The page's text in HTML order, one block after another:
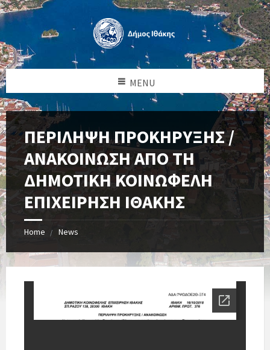
MENU
ΠΕΡΙΛΗΨΗ ΠΡΟΚΗΡΥΞΗΣ /
ΑΝΑΚΟΙΝΩΣΗ ΑΠΟ ΤΗ
ΔΗΜΟΤΙΚΗ ΚΟΙΝΩΦΕΛΗ
ΕΠΙΧΕΙΡΗΣΗ ΙΘΑΚΗΣ
Home News